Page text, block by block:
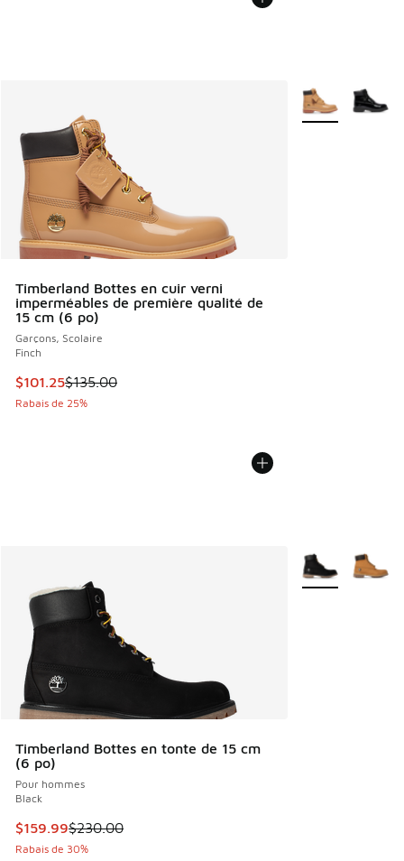
Timberland Bottes en cuir verni
imperméables de première qualité de
15 cm (6 po)
Garçons, Scolaire
Finch
Cet article est en solde. Le prix est passé de $135.00 à
$101.25$135.00
Rabais de 25%
Plus de couleurs
Timberland Bottes en tonte de 15 cm
(6 po)
Pour hommes
Black
Cet article est en solde. Le prix est passé de $230.00 à
$159.99$230.00
Rabais de 30%
Plus de couleurs